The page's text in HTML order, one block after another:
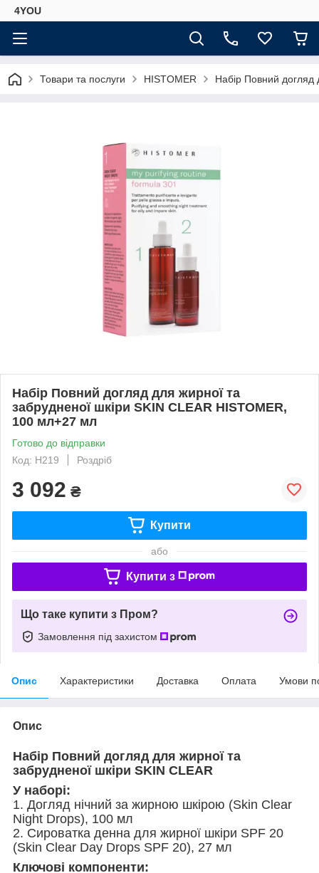
4YOU
Товари та послуги HISTOMER Набір Повний догляд
Набір Повний догляд для жирної та
забрудненої шкіри SKIN CLEAR HISTOMER,
100 мл+27 мл
Готово до відправки
Код: H219
Роздріб
3 092 ₴
Купити
або
Купити з
Що таке купити з Пром?
Замовлення під захистом
Опис Характеристики Доставка Оплата Умови
Опис
Набір Повний догляд для жирної та
забрудненої шкіри SKIN CLEAR
У наборі:
1. Догляд нічний за жирною шкірою (Skin Clear
Night Drops), 100 мл
2. Сироватка денна для жирної шкіри SPF 20
(Skin Clear Day Drops SPF 20), 27 мл
Ключові компоненти: